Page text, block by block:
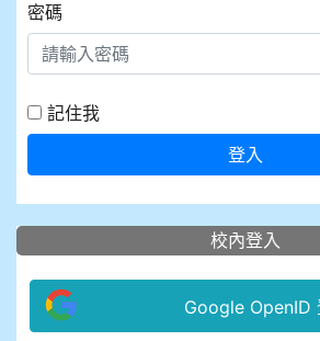
密碼
記住我
登入
校內登入
Google OpenID